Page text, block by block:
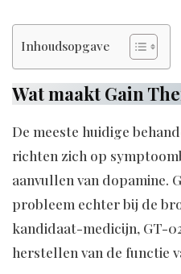
Inhoudsopgave
Wat maakt Gain
De meeste huidige
richten zich op
aanvullen van dopamine.
probleem echter bij de
kandidaat-medicijn, GT-
herstellen van de functie